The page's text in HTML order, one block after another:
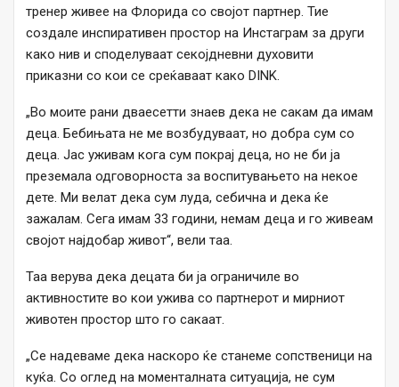
тренер живее на Флорида со својот партнер. Тие
создале инспиративен простор на Инстаграм за други
како нив и споделуваат секојдневни духовити
приказни со кои се среќаваат како DINK.
„Во моите рани дваесетти знаев дека не сакам да имам
деца. Бебињата не ме возбудуваат, но добра сум со
деца. Јас уживам кога сум покрај деца, но не би ја
преземала одговорноста за воспитувањето на некое
дете. Ми велат дека сум луда, себична и дека ќе
зажалам. Сега имам 33 години, немам деца и го живеам
својот најдобар живот“, вели таа.
Таа верува дека децата би ја ограничиле во
активностите во кои ужива со партнерот и мирниот
животен простор што го сакаат.
„Се надеваме дека наскоро ќе станеме сопственици на
куќа. Со оглед на моменталната ситуација, не сум